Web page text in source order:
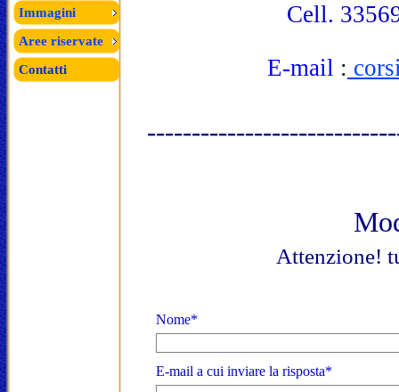
Immagini
Aree riservate
Contatti
Cell.
E-mail :
Attenzione!
Nome*
E-mail a cui inviare la risposta*